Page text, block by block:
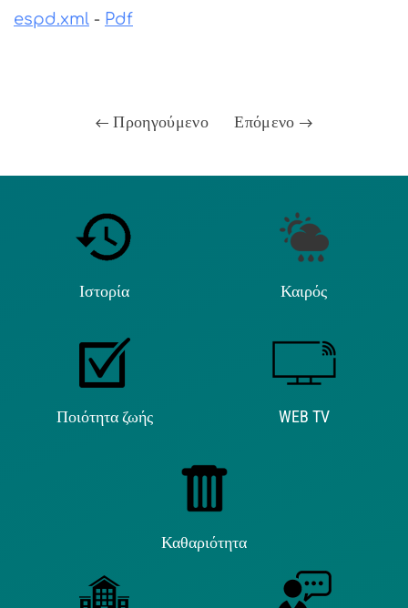
espd.xml - Pdf
Προηγούμενο Επόμενο
Ιστορία Καιρός
Ποιότητα ζωής WEB TV
Καθαριότητα